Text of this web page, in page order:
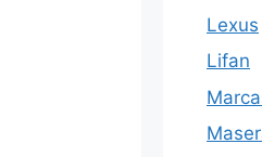
Lexus
Lifan